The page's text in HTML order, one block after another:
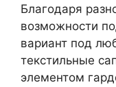
Благодаря
возможности
вариант под
текстильные
элементом